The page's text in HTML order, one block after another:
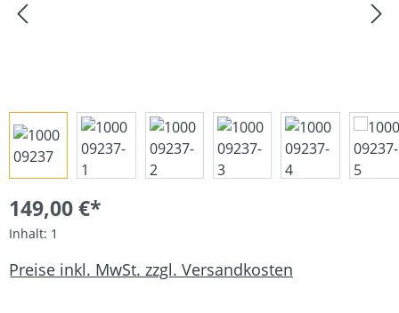
149,00 €*
Inhalt: 1
Preise inkl. MwSt. zzgl. Versandkosten